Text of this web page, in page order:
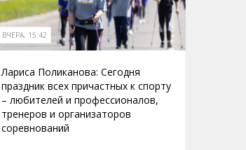
ВЧЕРА, 15:42
Лариса Поликанова: Сегодня
праздник всех причастных к спорту
– любителей и профессионалов,
тренеров и организаторов
соревнований